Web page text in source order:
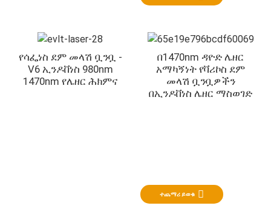
የሳፌነስ ደም መላሽ ቧንቧ -
V6 ኢንዶቨነስ 980nm
1470nm የሌዘር ሕክምና
በ1470nm ዳዮድ ሌዘር
አማካኝነት የቫሪኮስ ደም
መላሽ ቧንቧዎችን
በኢንዶቨነስ ሌዘር ማስወገድ
ተጨማሪ ይወቁ